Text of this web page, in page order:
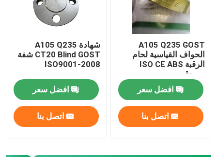
A105 Q235 GOST
الحواف القياسية لحام
الرقبة ISO CE ABS
مصدق
افضل سعر
اتصل بنا
شهادة A105 Q235
CT20 Blind GOST شفة
ISO9001-2008
افضل سعر
اتصل بنا